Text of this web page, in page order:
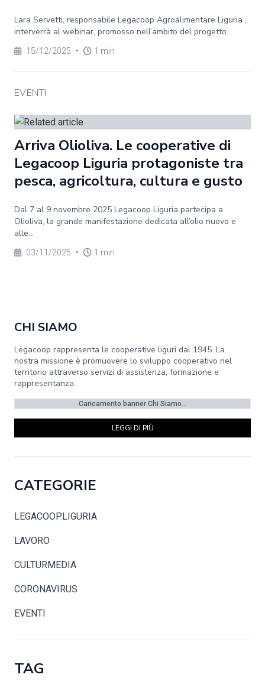
Lara Servetti, responsabile Legacoop Agroalimentare Liguria ,
interverrà al webinar, promosso nell’ambito del progetto...
15/12/2025 • 1 min
EVENTI
Arriva Olioliva. Le cooperative di
Legacoop Liguria protagoniste tra
pesca, agricoltura, cultura e gusto
Dal 7 al 9 novembre 2025 Legacoop Liguria partecipa a
Olioliva, la grande manifestazione dedicata all’olio nuovo e
alle...
03/11/2025 • 1 min
CHI SIAMO
Legacoop rappresenta le cooperative liguri dal 1945. La
nostra missione è promuovere lo sviluppo cooperativo nel
territorio attraverso servizi di assistenza, formazione e
rappresentanza.
Caricamento banner Chi Siamo...
LEGGI DI PIÙ
CATEGORIE
LEGACOOPLIGURIA
LAVORO
CULTURMEDIA
CORONAVIRUS
EVENTI
TAG